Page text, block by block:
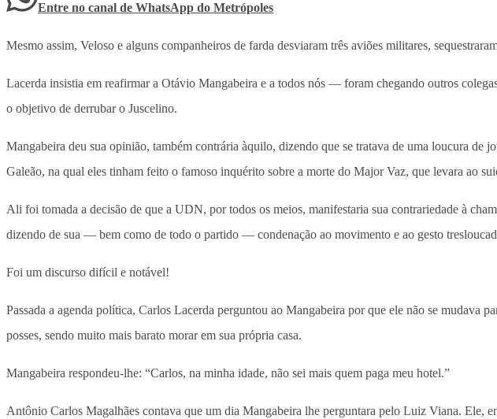
Entre no canal de WhatsApp do Metrópoles
Mesmo assim, Veloso e alguns companheiros de farda desviaram três aviões militares,
Lacerda insistia em reafirmar a Otávio Mangabeira e a todos nós — foram chegando outros
o objetivo de derrubar o Juscelino.
Mangabeira deu sua opinião, também contrária àquilo, dizendo que se tratava de uma loucura de
Galeão, na qual eles tinham feito o famoso inquérito sobre a morte do Major Vaz, que levara ao
Ali foi tomada a decisão de que a UDN, por todos os meios, manifestaria sua contrariedade à
dizendo de sua — bem como de todo o partido — condenação ao movimento e ao gesto
Foi um discurso difícil e notável!
Passada a agenda política, Carlos Lacerda perguntou ao Mangabeira por que ele não se mudava
posses, sendo muito mais barato morar em sua própria casa.
Mangabeira respondeu-lhe: “Carlos, na minha idade, não sei mais quem paga meu hotel.”
Antônio Carlos Magalhães contava que um dia Mangabeira lhe perguntara pelo Luiz Viana. Ele,